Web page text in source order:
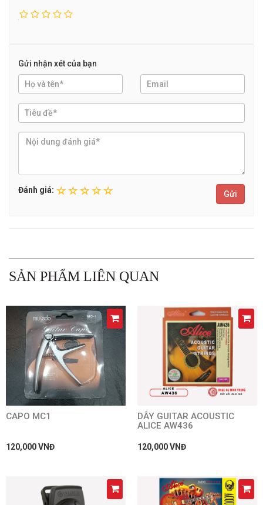
Gửi nhận xét của bạn
Đánh giá: Gửi
SẢN PHẨM LIÊN QUAN
CAPO MC1
120,000 VNĐ
DÂY GUITAR ACOUSTIC
ALICE AW436
120,000 VNĐ